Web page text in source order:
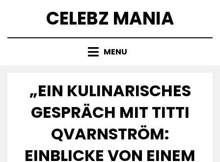
CELEBZ MANIA
MENU
„EIN KULINARISCHES
GESPRÄCH MIT TITTI
QVARNSTRÖM:
EINBLICKE VON EINEM